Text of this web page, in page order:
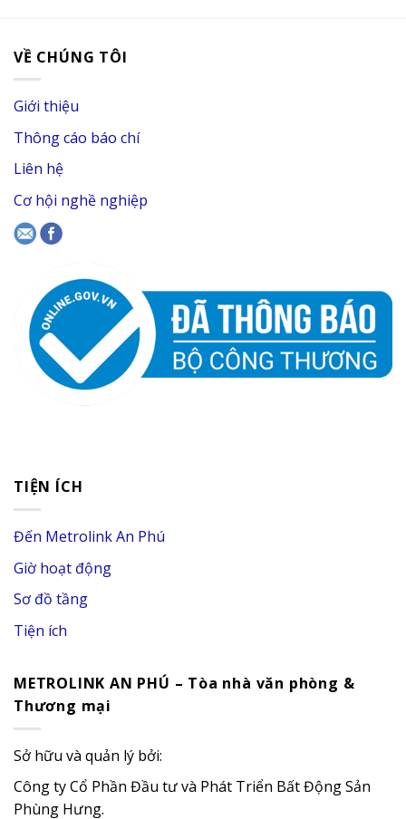
VỀ CHÚNG TÔI
Giới thiệu
Thông cáo báo chí
Liên hệ
Cơ hội nghề nghiệp
TIỆN ÍCH
Đến Metrolink An Phú
Giờ hoạt động
Sơ đồ tầng
Tiện ích
METROLINK AN PHÚ – Tòa nhà văn phòng &
Thương mại
Sở hữu và quản lý bởi:
Công ty Cổ Phần Đầu tư và Phát Triển Bất Động Sản
Phùng Hưng.